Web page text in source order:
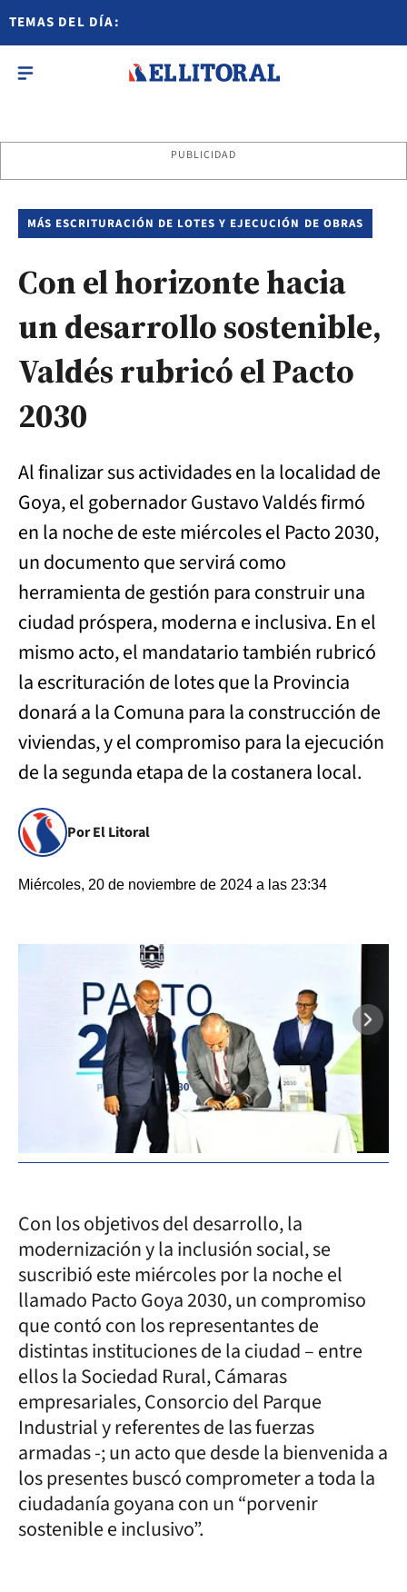
TEMAS DEL DÍA:
PUBLICIDAD
MÁS ESCRITURACIÓN DE LOTES Y EJECUCIÓN DE OBRAS
Con el horizonte hacia
un desarrollo sostenible,
Valdés rubricó el Pacto
2030
Al finalizar sus actividades en la localidad de
Goya, el gobernador Gustavo Valdés firmó
en la noche de este miércoles el Pacto 2030,
un documento que servirá como
herramienta de gestión para construir una
ciudad próspera, moderna e inclusiva. En el
mismo acto, el mandatario también rubricó
la escrituración de lotes que la Provincia
donará a la Comuna para la construcción de
viviendas, y el compromiso para la ejecución
de la segunda etapa de la costanera local.
Por El Litoral
Miércoles, 20 de noviembre de 2024 a las 23:34
Con los objetivos del desarrollo, la
modernización y la inclusión social, se
suscribió este miércoles por la noche el
llamado Pacto Goya 2030, un compromiso
que contó con los representantes de
distintas instituciones de la ciudad – entre
ellos la Sociedad Rural, Cámaras
empresariales, Consorcio del Parque
Industrial y referentes de las fuerzas
armadas -; un acto que desde la bienvenida a
los presentes buscó comprometer a toda la
ciudadanía goyana con un “porvenir
sostenible e inclusivo”.